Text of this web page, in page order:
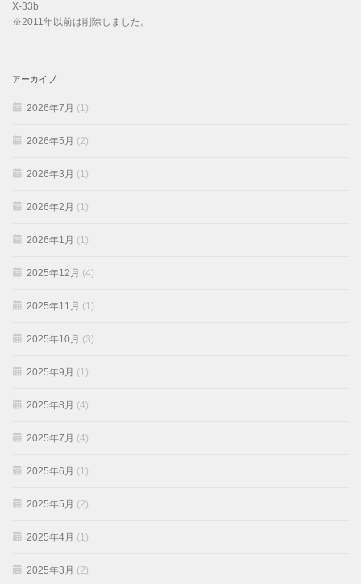
X-33b
※2011年以前は削除しました。
アーカイブ
2026年7月 (1)
2026年5月 (2)
2026年3月 (1)
2026年2月 (1)
2026年1月 (1)
2025年12月 (4)
2025年11月 (1)
2025年10月 (3)
2025年9月 (1)
2025年8月 (4)
2025年7月 (4)
2025年6月 (1)
2025年5月 (2)
2025年4月 (1)
2025年3月 (2)